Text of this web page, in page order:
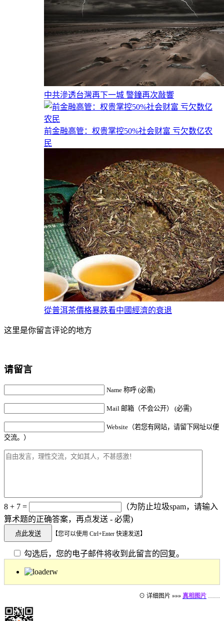
中共滲透台灣再下一城 警鐘再次敲響
前金融高管：权贵掌控50%社会财富 亏欠数亿农
民
從普洱茶價格暴跌看中國經濟的衰退
这里是你留言评论的地方
请留言
Name 称呼 (必需)
Mail 邮箱（不会公开） (必需)
Website（若您有网站，请留下网址以便
交流。）
8 + 7 =
（为防止垃圾spam，请输入
算术题的正确答案，再点发送 - 必需)
【您可以使用 Ctrl+Enter 快速发送】
勾选后，您的电子邮件将收到此留言的回复。
⊙ 详细图片 »»» 真相图片 ……